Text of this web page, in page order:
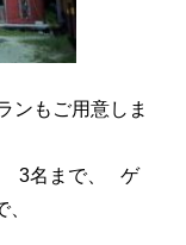
ンもご用意しま
3名まで、 ゲ